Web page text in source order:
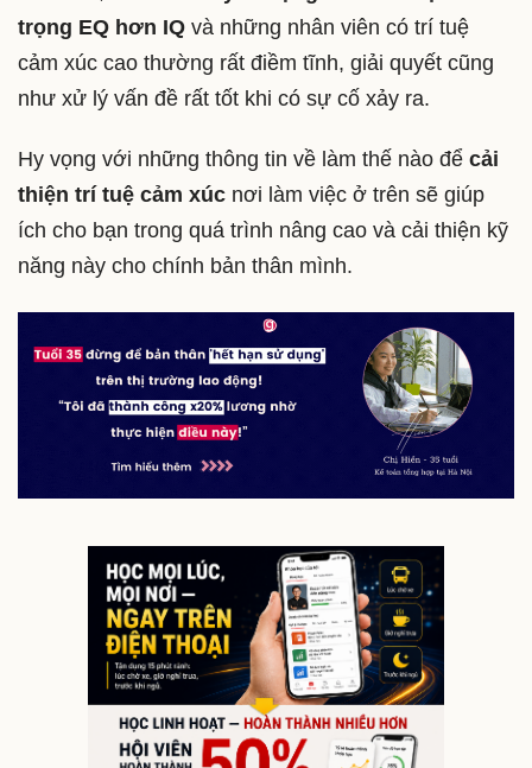
trọng EQ hơn IQ và những nhân viên có trí tuệ
cảm xúc cao thường rất điềm tĩnh, giải quyết cũng
như xử lý vấn đề rất tốt khi có sự cố xảy ra.
Hy vọng với những thông tin về làm thế nào để cải
thiện trí tuệ cảm xúc nơi làm việc ở trên sẽ giúp
ích cho bạn trong quá trình nâng cao và cải thiện kỹ
năng này cho chính bản thân mình.